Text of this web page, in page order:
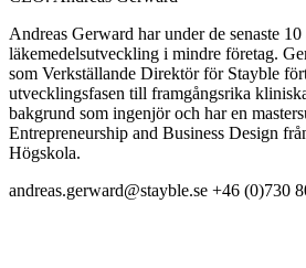
Andreas Gerward har under de senaste 10
läkemedelsutveckling i mindre företag.
som Verkställande Direktör för Stayble
utvecklingsfasen till framgångsrika
bakgrund som ingenjör och har en
Entrepreneurship and Business Design
Högskola.
andreas.gerward@stayble.se +46 (0)730